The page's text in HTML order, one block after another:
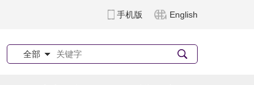
手机版 English
全部